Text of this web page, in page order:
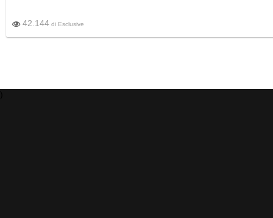
42.144 di Esclusive